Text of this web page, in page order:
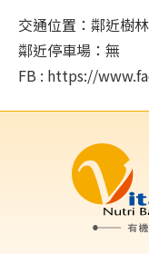
交通位置：鄰近樹
鄰近停車場：無
FB : https://